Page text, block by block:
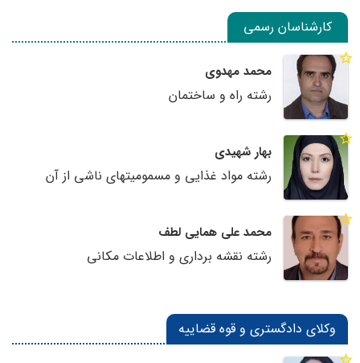
کارشناسان رسمی
محمد مهدوی
رشته راه و ساختمان
بهار شهیدی
رشته مواد غذایی و مسمومیتهای ناشی از آن
محمد علی همایی لطف
رشته نقشه برداری و اطلاعات مکانی
وکلای دادگستری و قوه قضاییه